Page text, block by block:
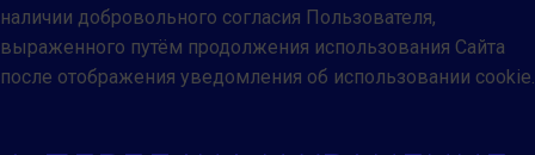
наличии добровольного согласия Пользователя,
выраженного путём продолжения использования Сайта
после отображения уведомления об использовании cookie.